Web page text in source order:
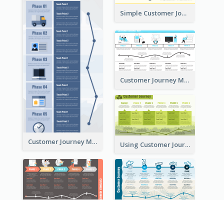
Simple Customer Journey Mapping Template
Customer Journey Map for Presentation
Customer Journey Mapping with Illustrations
Using Customer Journey Map for CX Design